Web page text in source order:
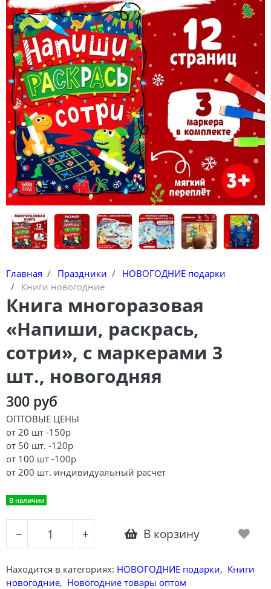
Главная Праздники
НОВОГОДНИЕ подарки
Книги новогодние
Книга многоразовая
«Напиши, раскрась,
сотри», с маркерами 3
шт., новогодняя
300 руб
ОПТОВЫЕ ЦЕНЫ
от 20 шт -150р
от 50 шт. -120р
от 100 шт -100р
от 200 шт. индивидуальный расчет
В наличии
− + В корзину
Находится в категориях: НОВОГОДНИЕ подарки, Книги
новогодние, Новогодние товары оптом
Футболки-раскраски на 14 февраля